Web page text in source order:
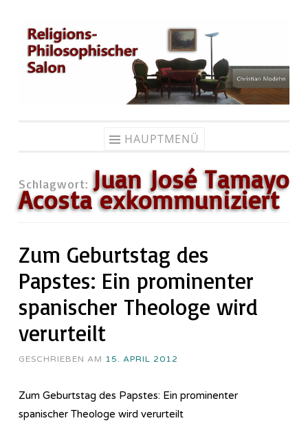
Zum
Inhalt
springen
HAUPTMENÜ
Schlagwort: Juan José Tamayo
Acosta exkommuniziert
Zum Geburtstag des
Papstes: Ein prominenter
spanischer Theologe wird
verurteilt
GESCHRIEBEN AM 15. APRIL 2012
Zum Geburtstag des Papstes: Ein prominenter
spanischer Theologe wird verurteilt